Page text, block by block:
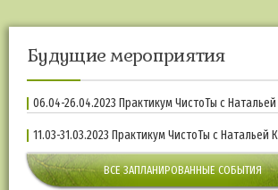
Будущие мероприятия
06.04-26.04.2023 Практикум ЧистоТы с
11.03-31.03.2023 Практикум ЧистоТы с
ВСЕ ЗАПЛАНИРОВАННЫЕ СОБЫТИЯ